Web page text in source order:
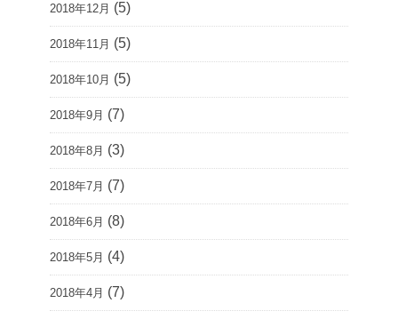
2018年12月 (5)
2018年11月 (5)
2018年10月 (5)
2018年9月 (7)
2018年8月 (3)
2018年7月 (7)
2018年6月 (8)
2018年5月 (4)
2018年4月 (7)